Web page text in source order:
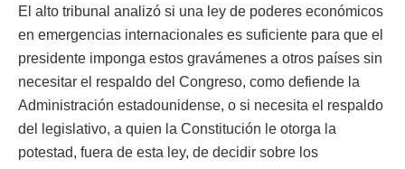
El alto tribunal analizó si una ley de poderes económicos
en emergencias internacionales es suficiente para que el
presidente imponga estos gravámenes a otros países sin
necesitar el respaldo del Congreso, como defiende la
Administración estadounidense, o si necesita el respaldo
del legislativo, a quien la Constitución le otorga la
potestad, fuera de esta ley, de decidir sobre los